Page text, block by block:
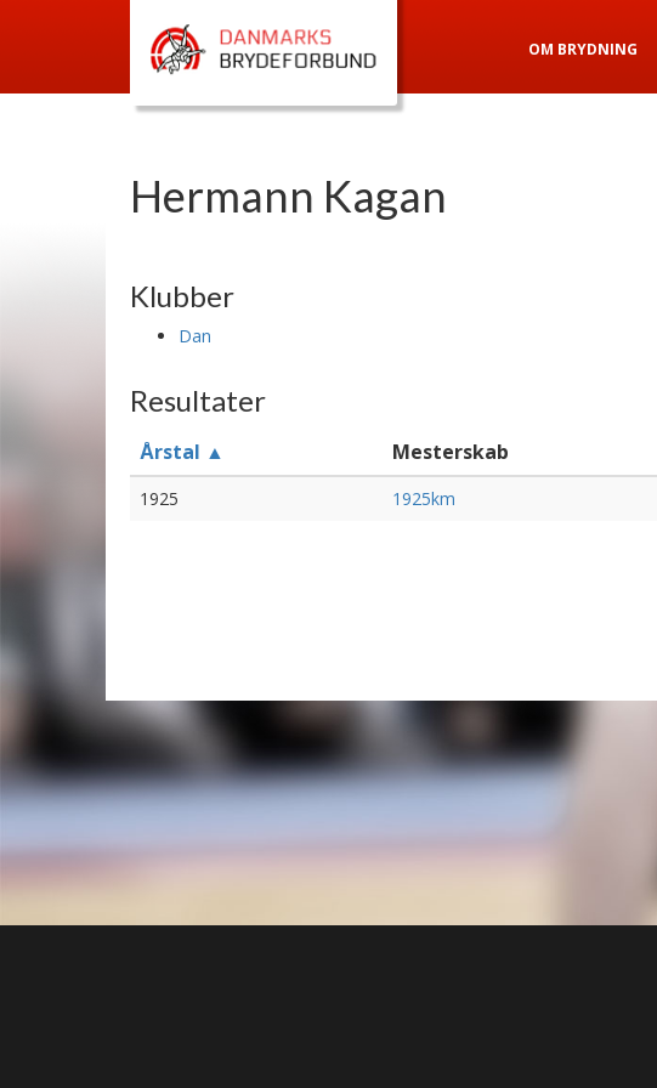
OM BRYDNING
Hermann Kagan
Klubber
Dan
Resultater
Årstal ▲ Mesterskab
1925 1925km